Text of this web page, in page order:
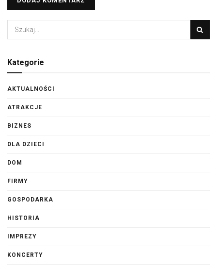
Kategorie
AKTUALNOŚCI
ATRAKCJE
BIZNES
DLA DZIECI
DOM
FIRMY
GOSPODARKA
HISTORIA
IMPREZY
KONCERTY